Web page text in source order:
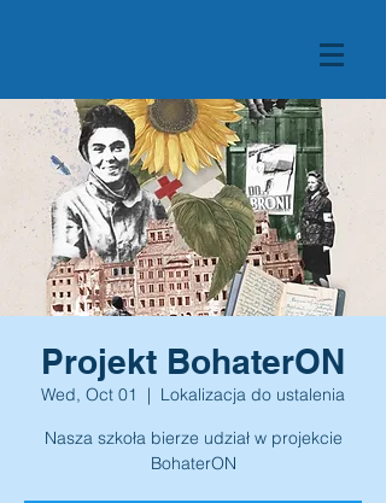
Projekt BohaterON
Wed, Oct 01
  |
Lokalizacja do ustalenia
Nasza szkoła bierze udział w projekcie
BohaterON